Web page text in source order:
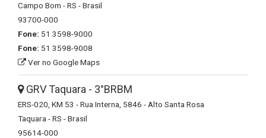
Campo Bom - RS - Brasil
93700-000
Fone: 51 3598-9000
Fone: 51 3598-9008
Ver no Google Maps
GRV Taquara - 3°BRBM
ERS-020, KM 53 - Rua Interna, 5846 - Alto Santa Rosa
Taquara - RS - Brasil
95614-000